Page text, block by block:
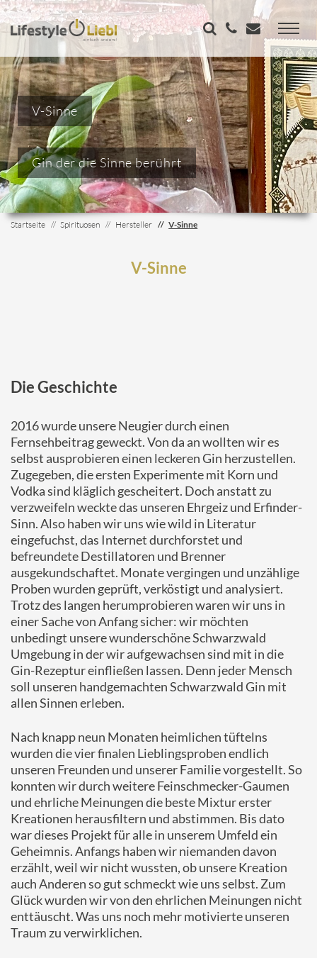
V-Sinne
Gin der die Sinne berührt
Startseite Spirituosen Hersteller V-Sinne
V-Sinne
Die Geschichte
2016 wurde unsere Neugier durch einen
Fernsehbeitrag geweckt. Von da an wollten wir es
selbst ausprobieren einen leckeren Gin herzustellen.
Zugegeben, die ersten Experimente mit Korn und
Vodka sind kläglich gescheitert. Doch anstatt zu
verzweifeln weckte das unseren Ehrgeiz und Erfinder-
Sinn. Also haben wir uns wie wild in Literatur
eingefuchst, das Internet durchforstet und
befreundete Destillatoren und Brenner
ausgekundschaftet. Monate vergingen und unzählige
Proben wurden geprüft, verköstigt und analysiert.
Trotz des langen herumprobieren waren wir uns in
einer Sache von Anfang sicher: wir möchten
unbedingt unsere wunderschöne Schwarzwald
Umgebung in der wir aufgewachsen sind mit in die
Gin-Rezeptur einfließen lassen. Denn jeder Mensch
soll unseren handgemachten Schwarzwald Gin mit
allen Sinnen erleben.
Nach knapp neun Monaten heimlichen tüftelns
wurden die vier finalen Lieblingsproben endlich
unseren Freunden und unserer Familie vorgestellt. So
konnten wir durch weitere Feinschmecker-Gaumen
und ehrliche Meinungen die beste Mixtur erster
Kreationen herausfiltern und abstimmen. Bis dato
war dieses Projekt für alle in unserem Umfeld ein
Geheimnis. Anfangs haben wir niemanden davon
erzählt, weil wir nicht wussten, ob unsere Kreation
auch Anderen so gut schmeckt wie uns selbst. Zum
Glück wurden wir von den ehrlichen Meinungen nicht
enttäuscht. Was uns noch mehr motivierte unseren
Traum zu verwirklichen.